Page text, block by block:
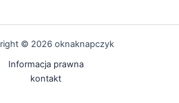
© 2026 oknaknapczyk
Informacja prawna
kontakt